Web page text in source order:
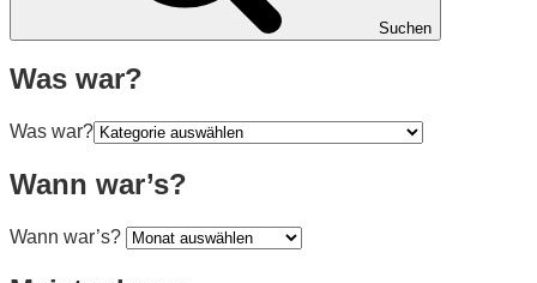
Suchen
Was war?
Was war?
Wann war’s?
Wann war’s?